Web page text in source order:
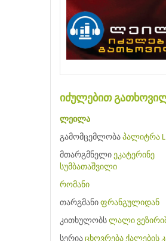
იძულებით
ლეილა
გამომცემლობა პალიტრა L
მთარგმნელი ეკატერინე
სუმბათაშვილი
რომანი
თარგმანი ფრანგულიდან
კითხულობს ლალი
სერია ცხოვრება ქალების